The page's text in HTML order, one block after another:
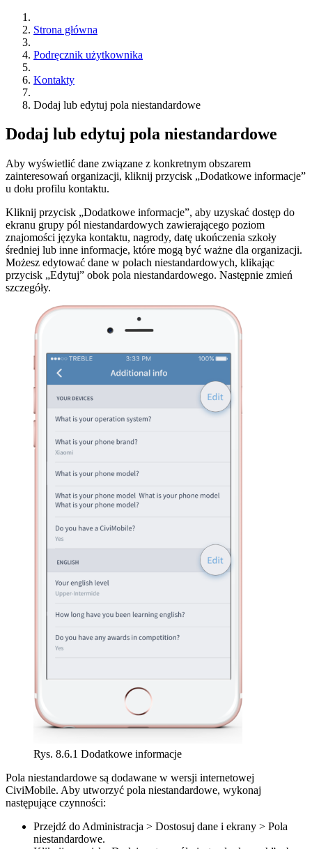
Strona główna
Podręcznik użytkownika
Kontakty
Dodaj lub edytuj pola niestandardowe
Dodaj lub edytuj pola niestandardowe
Aby wyświetlić dane związane z konkretnym obszarem
zainteresowań organizacji, kliknij przycisk „Dodatkowe informacje”
u dołu profilu kontaktu.
Kliknij przycisk „Dodatkowe informacje”, aby uzyskać dostęp do
ekranu grupy pól niestandardowych zawierającego poziom
znajomości języka kontaktu, nagrody, datę ukończenia szkoły
średniej lub inne informacje, które mogą być ważne dla organizacji.
Możesz edytować dane w polach niestandardowych, klikając
przycisk „Edytuj” obok pola niestandardowego. Następnie zmień
szczegóły.
Rys. 8.6.1 Dodatkowe informacje
Pola niestandardowe są dodawane w wersji internetowej
CiviMobile. Aby utworzyć pola niestandardowe, wykonaj
następujące czynności:
Przejdź do Administracja > Dostosuj dane i ekrany > Pola
niestandardowe.